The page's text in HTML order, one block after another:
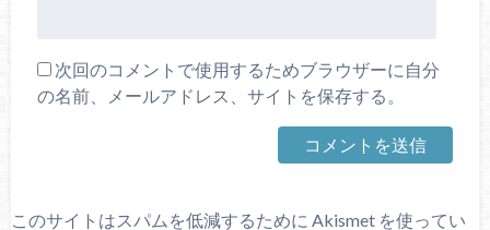
次回のコメントで使用するためブラウザーに自分
の名前、メールアドレス、サイトを保存する。
このサイトはスパムを低減するために Akismet を使ってい